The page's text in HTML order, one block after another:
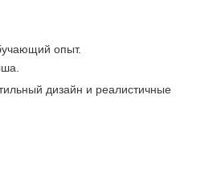
опыт.
дизайн и реалистичные